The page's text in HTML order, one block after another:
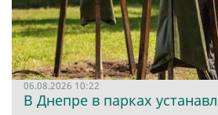
06.08.2026 10:22
В Днепре в парках